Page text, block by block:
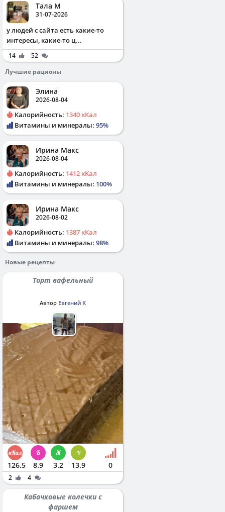
Тала М
31-07-2026
у людей с сайта есть какие-то
интересы, какие-то ц...
14
52
Лучшие рационы
Элина
2026-08-04
Калорийность: 1340 кКал
Витамины и минералы: 95%
Ирина Макс
2026-08-04
Калорийность: 1412 кКал
Витамины и минералы: 100%
Ирина Макс
2026-08-02
Калорийность: 1387 кКал
Витамины и минералы: 98%
Новые рецепты
Торт вафельный
Автор Евгений К
126.5 8.9 3.2 13.9 0
2 4
Кабачковые колечки с
фаршем